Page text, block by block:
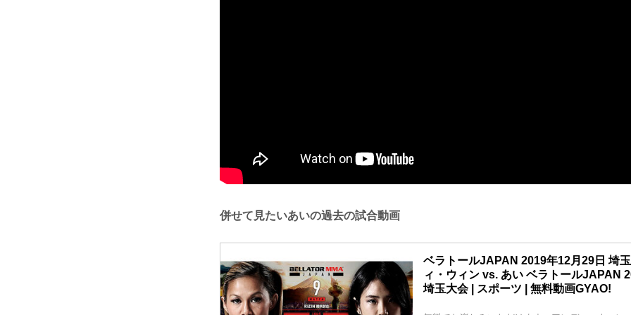
併せて見たいあいの過去の試合動画
ベラトールJAPAN 2019年12月29日 埼
ィ・ウィン vs. あい ベラトールJAPAN
埼玉大会 | スポーツ | 無料動画GYAO!